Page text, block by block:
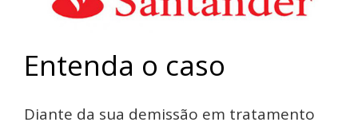
Entenda o caso
Diante da sua demissão em tratamento